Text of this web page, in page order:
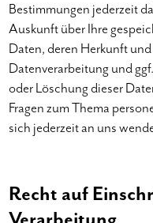
Bestimmungen jederzeit
Auskunft über Ihre
Daten, deren Herkunft
Datenverarbeitung und
oder Löschung dieser
Fragen zum Thema
sich jederzeit an uns
Recht auf